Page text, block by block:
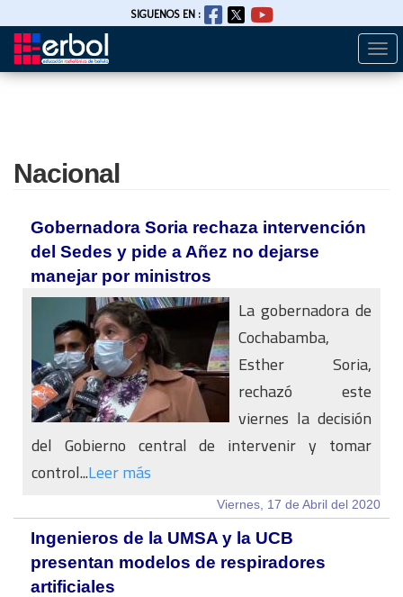
Pasar
SIGUENOS EN :
Nacional
Gobernadora Soria rechaza intervención
del Sedes y pide a Añez no dejarse
manejar por ministros
La gobernadora de
Cochabamba,
Esther Soria,
rechazó este
viernes la decisión
del Gobierno central de intervenir y tomar
control...Leer más
Viernes, 17 de Abril del 2020
Ingenieros de la UMSA y la UCB
presentan modelos de respiradores
artificiales